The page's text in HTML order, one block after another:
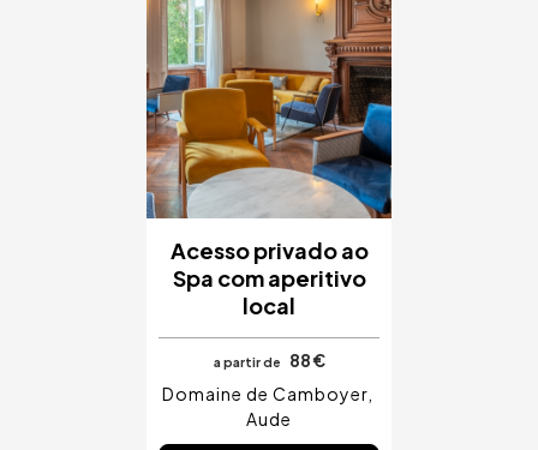
Acesso privado ao
Spa com aperitivo
local
a partir de
88 €
Domaine de Camboyer
Aude